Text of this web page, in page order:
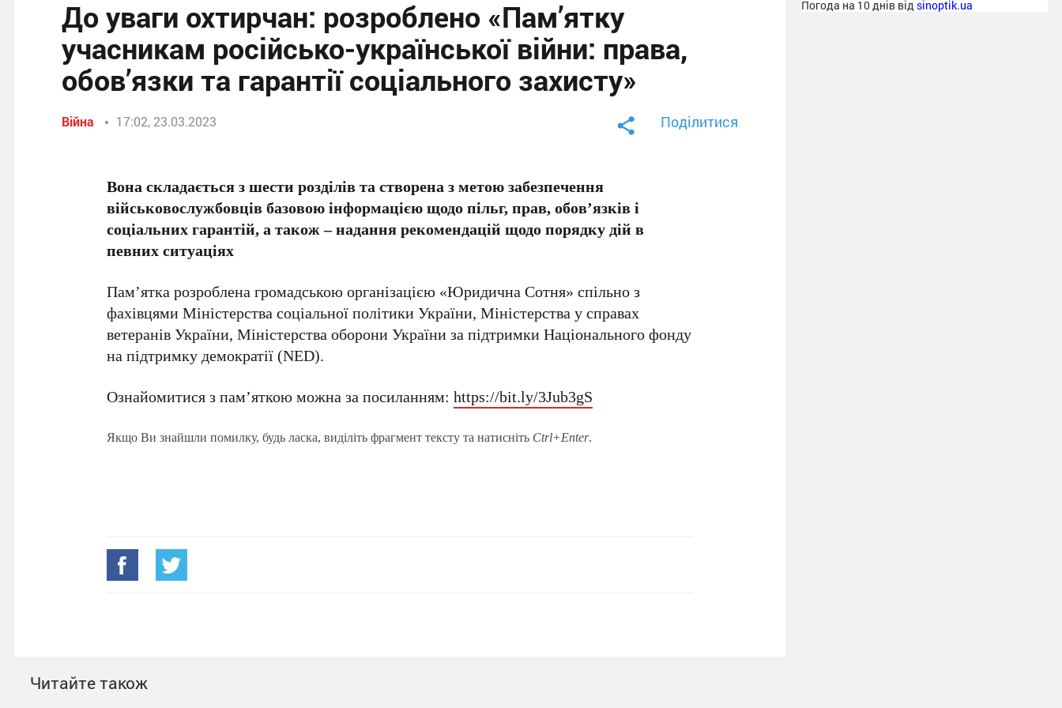
До уваги охтирчан: розроблено «Пам’ятку
учасникам російсько-української війни: права,
обов’язки та гарантії соціального захисту»
Війна 17:02, 23.03.2023 Поділитися
Вона складається з шести розділів та створена з метою забезпечення
військовослужбовців базовою інформацією щодо пільг, прав, обов’язків і
соціальних гарантій, а також – надання рекомендацій щодо порядку дій в
певних ситуаціях
Пам’ятка розроблена громадською організацією «Юридична Сотня» спільно з
фахівцями Міністерства соціальної політики України, Міністерства у справах
ветеранів України, Міністерства оборони України за підтримки Національного фонду
на підтримку демократії (NED).
Ознайомитися з пам’яткою можна за посиланням:https://bit.ly/3Jub3gS
Якщо Ви знайшли помилку, будь ласка, виділіть фрагмент тексту та натисніть Ctrl+Enter.
Читайте також
Погода на 10 днів від sinoptik.ua